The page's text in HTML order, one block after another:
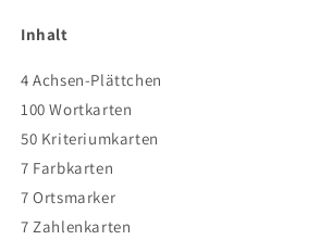
Inhalt
4 Achsen-Plättchen
100 Wortkarten
50 Kriteriumkarten
7 Farbkarten
7 Ortsmarker
7 Zahlenkarten